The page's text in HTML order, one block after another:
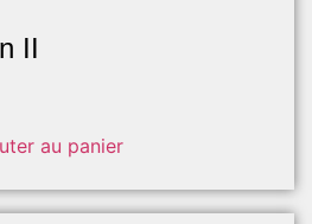
II
au panier